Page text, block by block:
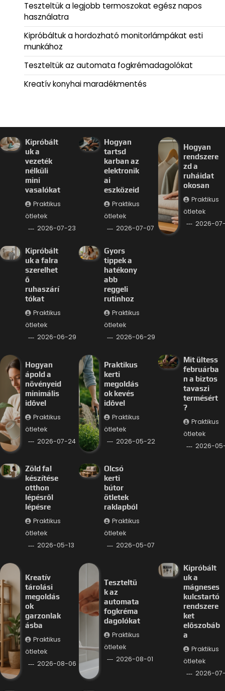
Teszteltük a legjobb termoszokat egész napos
használatra
Kipróbáltuk a hordozható monitorlámpákat esti
munkához
Teszteltük az automata fogkrémadagolókat
Kreatív konyhai maradékmentés
Kipróbált
uk a
vezeték
nélküli
mini
vasalókat
Praktikus
ötletek
2026-07-23
Hogyan
tartsd
karban az
elektronik
ai
eszközeid
Praktikus
ötletek
2026-07-07
Hogyan
rendszere
zd a
ruháidat
okosan
Praktikus
ötletek
2026-
Kipróbált
uk a falra
szerelhet
ő
ruhaszárí
tókat
Praktikus
ötletek
2026-06-29
Gyors
tippek a
hatékony
abb
reggeli
rutinhoz
Praktikus
ötletek
2026-06-29
Hogyan
ápold a
növényeid
minimális
idővel
Praktikus
ötletek
2026-07-24
Praktikus
kerti
megoldás
ok kevés
idővel
Praktikus
ötletek
2026-05-22
Mit ültess
februárba
n a biztos
tavaszi
termésért
?
Praktikus
ötletek
2026-
Zöld fal
készítése
otthon
lépésről
lépésre
Praktikus
ötletek
2026-05-13
Olcsó
kerti
bútor
ötletek
raklapból
Praktikus
ötletek
2026-05-07
Kreatív
tárolási
megoldás
ok
garzonlak
ásba
Praktikus
ötletek
2026-08-06
Teszteltü
k az
automata
fogkréma
dagolókat
Praktikus
ötletek
2026-08-01
Kipróbált
uk a
mágneses
kulcstartó
rendszere
ket
előszobáb
a
Praktikus
ötletek
2026-